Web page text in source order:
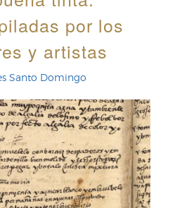
por los
y artistas
Santo Domingo